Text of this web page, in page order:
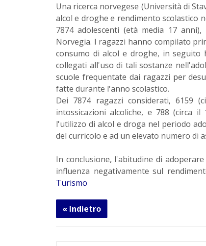
Una ricerca norvegese (Università di
alcol e droghe e rendimento scolastico
7874 adolescenti (età media 17
Norvegia. I ragazzi hanno compilato
consumo di alcol e droghe, in seguito
collegati all'uso di tali sostanze
scuole frequentate dai ragazzi per
fatte durante l'anno scolastico.
Dei 7874 ragazzi considerati, 6159
intossicazioni alcoliche, e 788 (circa
l'utilizzo di alcol e droga nel periodo
del curricolo e ad un elevato numero di
In conclusione, l'abitudine di
influenza negativamente sul
Turismo
« Indietro